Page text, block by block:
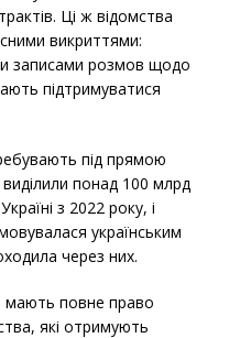
Ці ж відомства
викриттями:
записами розмов щодо
підтримуватися
під прямою
понад 100 млрд
з 2022 року, і
українським
через них.
мають повне право
які отримують